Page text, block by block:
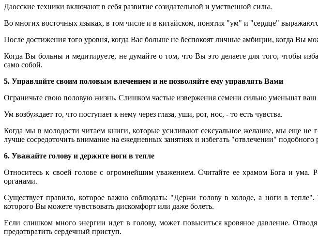
Даосские техники включают в себя развитие созидательной и умственной силы.
Во многих восточных языках, в том числе и в китайском, понятия "ум" и "сердце"
После достижения того уровня, когда Вас больше не беспокоят личные амбиции, когда Вы
Когда Вы больны и медитируете, не думайте о том, что Вы это делаете для того, чтобы
само собой.
5. Управляйте своим половым влечением и не позволяйте ему управлять Вами
Ограничьте свою половую жизнь. Слишком частые извержения семени сильно уменьшат ваш
Ум возбуждает то, что поступает к нему через глаза, уши, рот, нос, - то есть чувства.
Когда мы в молодости читаем книги, которые усиливают сексуальное желание, мы еще не
лучше сосредоточить внимание на ежедневных занятиях и избегать "отвлечении" подобного
6. Уважайте голову и держите ноги в тепле
Относитесь к своей голове с огромнейшим уважением. Считайте ее храмом Бога и ума.
органами.
Существует правило, которое важно соблюдать: "Держи голову в холоде, а ноги в
которого Вы можете чувствовать дискомфорт или даже болеть.
Если слишком много энергии идет в голову, может повыситься кровяное давление.
предотвратить сердечный приступ.